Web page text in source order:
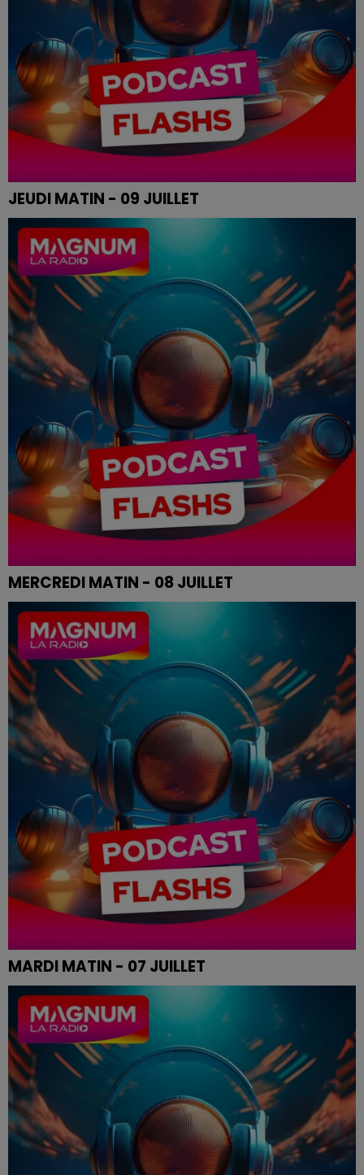
JEUDI MATIN - 09 JUILLET
Le flash de 12h
MERCREDI MATIN - 08 JUILLET
Le flash de 19h
MARDI MATIN - 07 JUILLET
Le flash de 12h